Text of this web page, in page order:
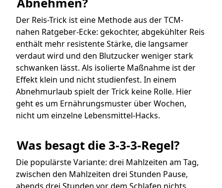
Der Reis-Trick ist eine Methode aus der TCM-
nahen Ratgeber-Ecke: gekochter, abgekühlter Reis
enthält mehr resistente Stärke, die langsamer
verdaut wird und den Blutzucker weniger stark
schwanken lässt. Als isolierte Maßnahme ist der
Effekt klein und nicht studienfest. In einem
Abnehmurlaub spielt der Trick keine Rolle. Hier
geht es um Ernährungsmuster über Wochen,
nicht um einzelne Lebensmittel-Hacks.
Was besagt die 3-3-3-Regel?
Die populärste Variante: drei Mahlzeiten am Tag,
zwischen den Mahlzeiten drei Stunden Pause,